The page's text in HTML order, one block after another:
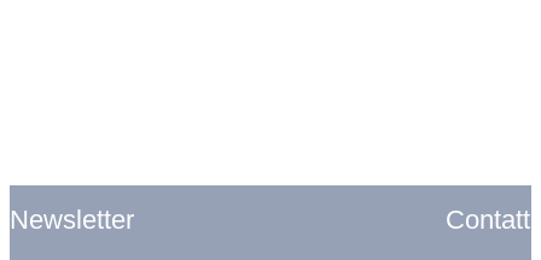
Newsletter Contatti